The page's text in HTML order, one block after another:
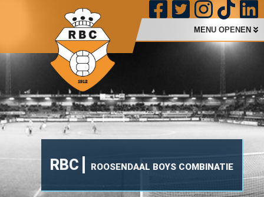
RBC ROOSENDAAL BOYS COMBINATIE
MENU OPENEN